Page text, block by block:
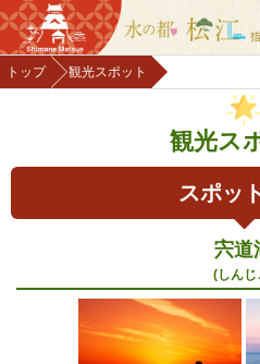
トップ 観光スポット
観光ス
スポッ
宍道
(しんじ